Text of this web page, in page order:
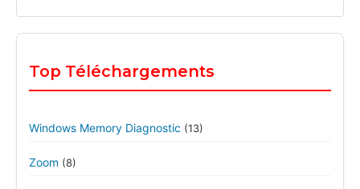
Top Téléchargements
Windows Memory Diagnostic (13)
Zoom (8)